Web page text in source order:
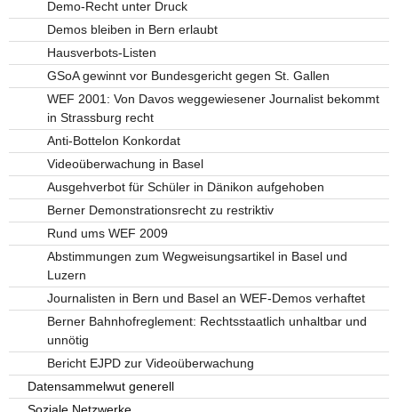
Demo-Recht unter Druck
Demos bleiben in Bern erlaubt
Hausverbots-Listen
GSoA gewinnt vor Bundesgericht gegen St. Gallen
WEF 2001: Von Davos weggewiesener Journalist bekommt
in Strassburg recht
Anti-Bottelon Konkordat
Videoüberwachung in Basel
Ausgehverbot für Schüler in Dänikon aufgehoben
Berner Demonstrationsrecht zu restriktiv
Rund ums WEF 2009
Abstimmungen zum Wegweisungsartikel in Basel und
Luzern
Journalisten in Bern und Basel an WEF-Demos verhaftet
Berner Bahnhofreglement: Rechtsstaatlich unhaltbar und
unnötig
Bericht EJPD zur Videoüberwachung
Datensammelwut generell
Soziale Netzwerke